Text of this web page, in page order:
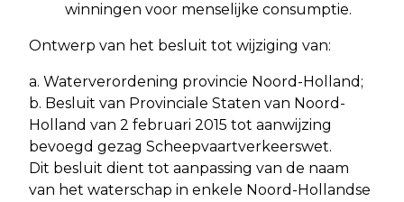
winningen voor menselijke consumptie.
Ontwerp van het besluit tot wijziging van:
a. Waterverordening provincie Noord-Holland;
b. Besluit van Provinciale Staten van Noord-
Holland van 2 februari 2015 tot aanwijzing
bevoegd gezag Scheepvaartverkeerswet.
Dit besluit dient tot aanpassing van de naam
van het waterschap in enkele Noord-Hollandse